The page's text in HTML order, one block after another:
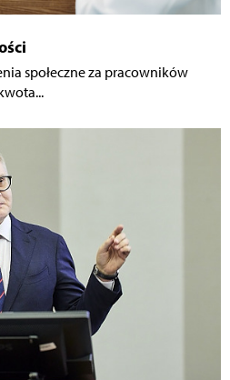
społeczne za pracowników